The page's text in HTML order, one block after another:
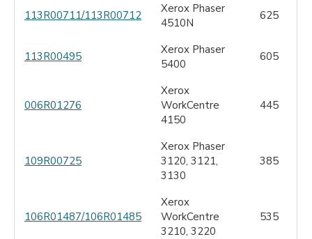
113R00711/113R00712
Xerox Phaser
4510N
625
113R00495
Xerox Phaser
5400
605
006R01276
Xerox
WorkCentre
4150
445
109R00725
Xerox Phaser
3120, 3121,
3130
385
106R01487/106R01485
Xerox
WorkCentre
3210, 3220
535